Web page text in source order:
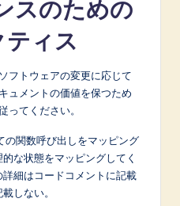
スのための
ィス
フトウェアの変更に応じて
ュメントの価値を保つため
ってください。
の関数呼び出しをマッピング
な状態をマッピングしてく
細はコードコメントに記載
しない。